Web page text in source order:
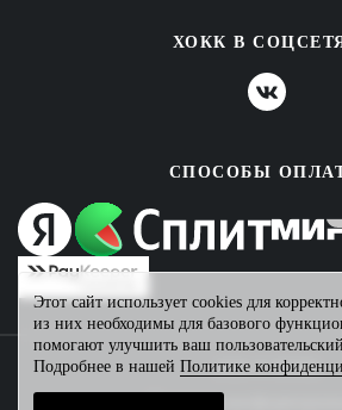
ХОКК В
СПОСОБЫ
2026 © ХОКК
Этот сайт использует cookies для
из них необходимы для базового
помогают улучшить ваш
Подробнее в нашей Политике